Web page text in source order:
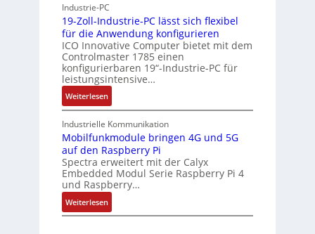
t
e
k
t
u
s
i
c
a
I
a
n
d
Industrie-PC
19-Zoll-Industrie-PC lässt sich flexibel
für die Anwendung konfigurieren
ICO Innovative Computer bietet mit dem
Controlmaster 1785 einen
konfigurierbaren 19“-Industrie-PC für
leistungsintensive…
Weiterlesen:
1
9
-
Z
o
l
l
-
I
Industrielle Kommunikation
Mobilfunkmodule bringen 4G und 5G
auf den Raspberry Pi
Spectra erweitert mit der Calyx
Embedded Modul Serie Raspberry Pi 4
und Raspberry…
Weiterlesen:
M